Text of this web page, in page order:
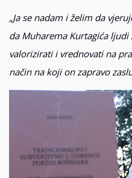
„Ja se nadam i želim da
da Muharema Kurtagića
valorizirati i vrednovati na
način na koji on zapravo